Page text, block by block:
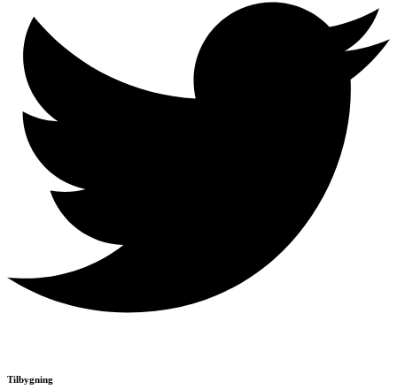
Tilbygning